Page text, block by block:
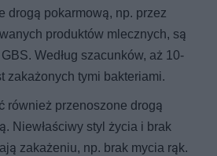
drogą pokarmową, np. przez
produktów mlecznych, są
Według szacunków, aż 10-
zakażonych tymi bakteriami.
również przenoszone drogą
Niewłaściwy styl życia i brak
zakażeniu, np. brak mycia rąk.